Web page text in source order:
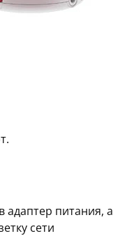
адаптер питания, а
сети